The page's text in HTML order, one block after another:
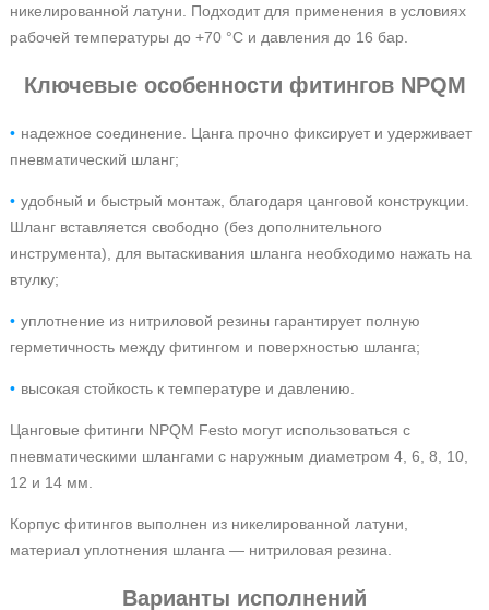
никелированной латуни. Подходит для применения в условиях
рабочей температуры до +70 °С и давления до 16 бар.
Ключевые особенности фитингов NPQM
надежное соединение. Цанга прочно фиксирует и удерживает
пневматический шланг;
удобный и быстрый монтаж, благодаря цанговой конструкции.
Шланг вставляется свободно (без дополнительного
инструмента), для вытаскивания шланга необходимо нажать на
втулку;
уплотнение из нитриловой резины гарантирует полную
герметичность между фитингом и поверхностью шланга;
высокая стойкость к температуре и давлению.
Цанговые фитинги NPQM Festo могут использоваться с
пневматическими шлангами с наружным диаметром 4, 6, 8, 10,
12 и 14 мм.
Корпус фитингов выполнен из никелированной латуни,
материал уплотнения шланга — нитриловая резина.
Варианты исполнений